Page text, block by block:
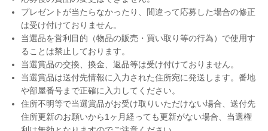
プレゼントが当たらなかったり、間違って応募した場合の修正
は受け付けておりません。
当選品を営利目的（物品の販売・買い取り等の行為）で使用す
ることは禁止しております。
当選賞品の交換、換金、返品等は受け付けておりません。
当選賞品は送付先情報に入力された住所宛に発送します。番地
や部屋番号まで正確に入力してください。
住所不明等で当選賞品がお受け取りいただけない場合、送付先
住所更新のお願いから1ヶ月経っても更新がない場合、当選権